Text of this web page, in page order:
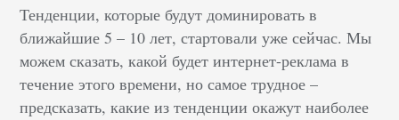
Тенденции, которые будут доминировать в
ближайшие 5 – 10 лет, стартовали уже сейчас. Мы
можем сказать, какой будет интернет-реклама в
течение этого времени, но самое трудное –
предсказать, какие из тенденции окажут наиболее